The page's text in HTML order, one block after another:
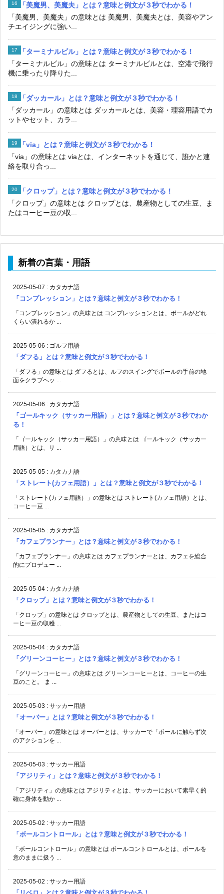
「美魔男、美魔夫」とは？意味と例文が３秒でわかる！
「美魔男、美魔夫」の意味とは 美魔男、美魔夫とは、美容やアン
チエイジングに強い...
「ターミナルビル」とは？意味と例文が３秒でわかる！
「ターミナルビル」の意味とは ターミナルビルとは、空港で飛行
機に乗ったり降りた...
「ダッカール」とは？意味と例文が３秒でわかる！
「ダッカール」の意味とは ダッカールとは、美容・理容用語でカ
ットやセット、カラ...
「via」とは？意味と例文が３秒でわかる！
「via」の意味とは viaとは、インターネットを通じて、誰かと連
絡を取り合っ...
「クロップ」とは？意味と例文が３秒でわかる！
「クロップ」の意味とは クロップとは、農産物としての生豆、ま
たはコーヒー豆の収...
新着の言葉・用語
2025-05-07 : カタカナ語
「コンプレッション」とは？意味と例文が３秒でわかる！
「コンプレッション」の意味とは コンプレッションとは、ボールがどれ
くらい潰れるか ...
2025-05-06 : ゴルフ用語
「ダフる」とは？意味と例文が３秒でわかる！
「ダフる」の意味とは ダフるとは、ルフのスイングでボールの手前の地
面をクラブヘッ ...
2025-05-06 : カタカナ語
「ゴールキック（サッカー用語）」とは？意味と例文が３秒でわか
る！
「ゴールキック（サッカー用語）」の意味とは ゴールキック（サッカー
用語）とは、サ ...
2025-05-05 : カタカナ語
「ストレート(カフェ用語）」とは？意味と例文が３秒でわかる！
「ストレート(カフェ用語）」の意味とは ストレート(カフェ用語）とは、
コーヒー豆 ...
2025-05-05 : カタカナ語
「カフェプランナー」とは？意味と例文が３秒でわかる！
「カフェプランナー」の意味とは カフェプランナーとは、カフェを総合
的にプロデュー ...
2025-05-04 : カタカナ語
「クロップ」とは？意味と例文が３秒でわかる！
「クロップ」の意味とは クロップとは、農産物としての生豆、またはコ
ーヒー豆の収穫 ...
2025-05-04 : カタカナ語
「グリーンコーヒー」とは？意味と例文が３秒でわかる！
「グリーンコーヒー」の意味とは グリーンコーヒーとは、コーヒーの生
豆のこと。 ま ...
2025-05-03 : サッカー用語
「オーバー」とは？意味と例文が３秒でわかる！
「オーバー」の意味とは オーバーとは、サッカーで「ボールに触らず次
のアクションを ...
2025-05-03 : サッカー用語
「アジリティ」とは？意味と例文が３秒でわかる！
「アジリティ」の意味とは アジリティとは、サッカーにおいて素早く的
確に身体を動か ...
2025-05-02 : サッカー用語
「ボールコントロール」とは？意味と例文が３秒でわかる！
「ボールコントロール」の意味とは ボールコントロールとは、ボールを
意のままに扱う ...
2025-05-02 : サッカー用語